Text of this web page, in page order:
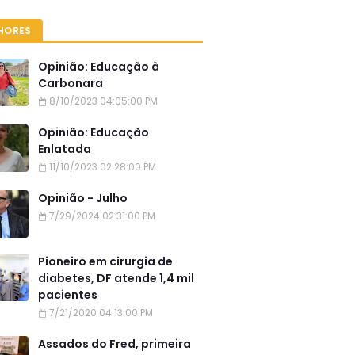
Opinião: Educação à
Carbonara
8/10/2023 04:05:00 PM
Opinião: Educação
Enlatada
11/10/2023 02:28:00 PM
Opinião - Julho
7/29/2024 02:31:00 PM
Pioneiro em cirurgia de
diabetes, DF atende 1,4 mil
pacientes
7/21/2020 04:13:00 PM
Assados do Fred, primeira